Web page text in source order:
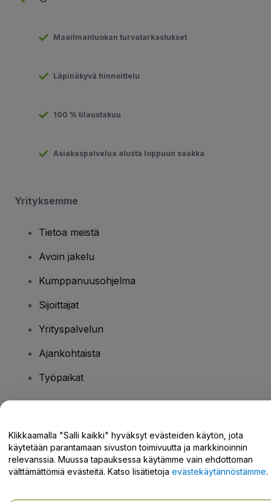
Maailmanluokan turvatarkastukset
Läpinäkyvä hinnoittelu
100 % tilaustakuu
Asiakaspalvelua alusta loppuun saakka
Yrityksemme
Tietoa meistä
Avoin jakelu
Kumppanuusohjelma
Sijoittajat
Yrityspalvelun
Ajankohtaista
Työpaikat
Tukikeskus / Ota meihin yhteyttä
Klikkaamalla "Salli kaikki" hyväksyt evästeiden käytön, jota
käytetään parantamaan sivuston toimivuutta ja markkinoinnin
relevanssia. Muussa tapauksessa käytämme vain ehdottoman
välttämättömiä evästeitä. Katso lisätietoja evästekäytännöstämme.